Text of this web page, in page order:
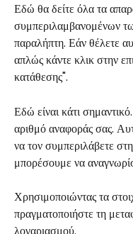
Εδώ θα δείτε όλα τα
συμπεριλαμβανομένων
παραλήπτη. Εάν θέλετε
απλώς κάντε κλικ στην
κατάθεσης".
Εδώ είναι κάτι
αριθμό αναφοράς σας.
να τον συμπεριλάβετε
μπορέσουμε να
Χρησιμοποιώντας τα
πραγματοποιήστε τη